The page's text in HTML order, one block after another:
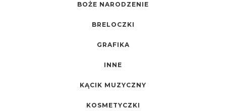
BOŻE NARODZENIE
BRELOCZKI
GRAFIKA
INNE
KĄCIK MUZYCZNY
KOSMETYCZKI